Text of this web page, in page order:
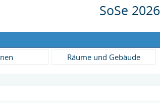
SoSe 2026
Räume und Gebäude